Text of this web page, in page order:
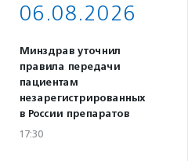
06.08.2026
Минздрав уточнил
правила передачи
пациентам
незарегистрированных
в России препаратов
17:30